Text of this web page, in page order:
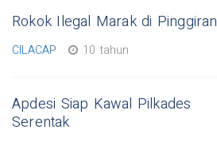
Rokok Ilegal Marak di Pinggiran
CILACAP 10 tahun
Apdesi Siap Kawal Pilkades
Serentak